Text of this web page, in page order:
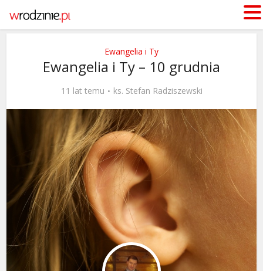
Ewangelia i Ty
Ewangelia i Ty – 10 grudnia
11 lat temu ks. Stefan Radziszewski